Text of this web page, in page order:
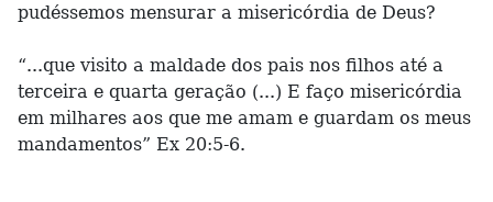
pudéssemos mensurar a misericórdia de Deus?
“...que visito a maldade dos pais nos filhos até a
terceira e quarta geração (...) E faço misericórdia
em milhares aos que me amam e guardam os meus
mandamentos” Ex 20:5-6.